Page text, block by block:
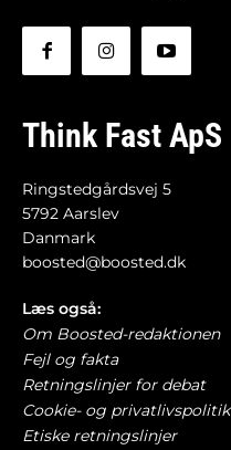
Think Fast ApS
Ringstedgårdsvej 5
5792 Aarslev
Danmark
boosted@boosted.dk
Læs også:
Om Boosted-redaktionen
Fejl og fakta
Retningslinjer for debat
Cookie- og privatlivspolitik
Etiske retningslinjer